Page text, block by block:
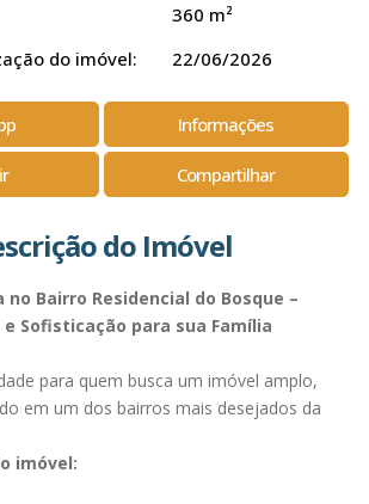
360 m²
do imóvel:
22/06/2026
Informações
Compartilhar
do Imóvel
no Bairro Residencial do Bosque –
Sofisticação para sua Família
para quem busca um imóvel amplo,
em um dos bairros mais desejados da
imóvel: